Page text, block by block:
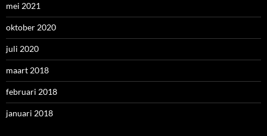
mei 2021
oktober 2020
juli 2020
maart 2018
februari 2018
januari 2018